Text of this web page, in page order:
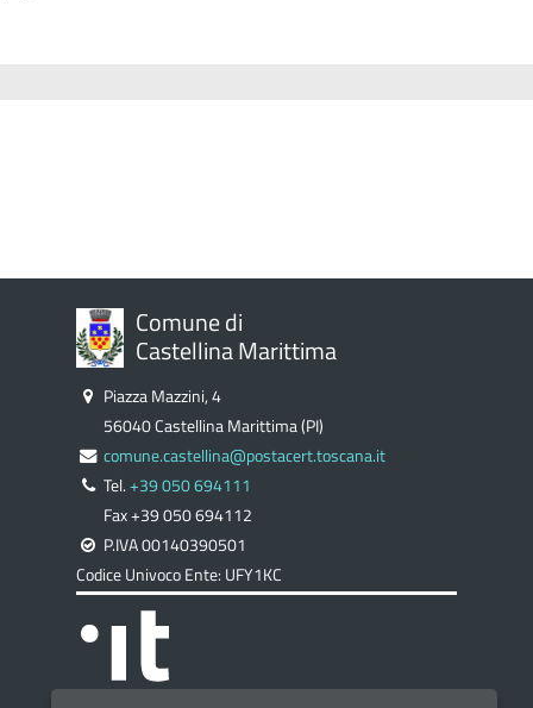
Comune di
Castellina Marittima
Piazza Mazzini, 4
56040 Castellina Marittima (PI)
comune.castellina@postacert.toscana.it
Tel.+39 050 694111
Fax +39 050 694112
P.IVA 00140390501
Codice Univoco Ente: UFY1KC